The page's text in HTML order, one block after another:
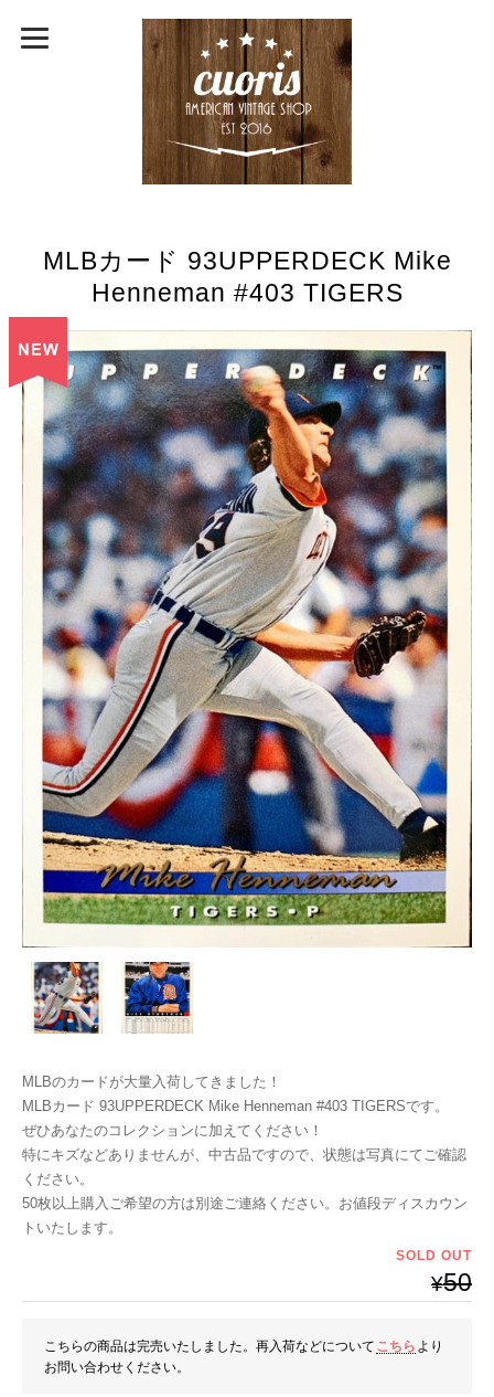
MLBカード 93UPPERDECK Mike
Henneman #403 TIGERS
MLBのカードが大量入荷してきました！
MLBカード 93UPPERDECK Mike Henneman #403 TIGERSです。
ぜひあなたのコレクションに加えてください！
特にキズなどありませんが、中古品ですので、状態は写真にてご確認
ください。
50枚以上購入ご希望の方は別途ご連絡ください。お値段ディスカウン
トいたします。
SOLD OUT
¥50
こちらの商品は完売いたしました。再入荷などについて こちら より
お問い合わせください。